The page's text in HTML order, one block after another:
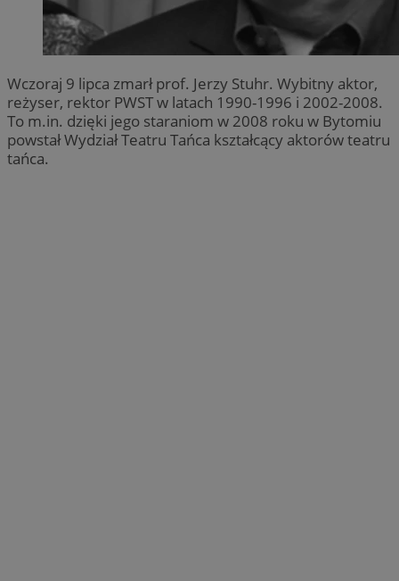
Wczoraj 9 lipca zmarł prof. Jerzy Stuhr. Wybitny aktor,
reżyser, rektor PWST w latach 1990-1996 i 2002-2008.
To m.in. dzięki jego staraniom w 2008 roku w Bytomiu
powstał Wydział Teatru Tańca kształcący aktorów teatru
tańca.